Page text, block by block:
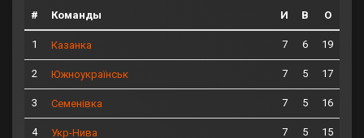
# Команды И В О
1 Казанка 7 6 19
2 Южноукраїнськ 7 5 17
3 Семенівка 7 5 16
4 Укр-Нива 7 5 15